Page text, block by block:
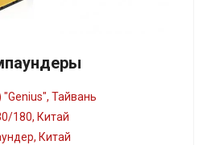
Тайвань
180, Китай
Китай